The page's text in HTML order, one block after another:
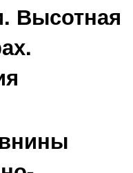
Высотная